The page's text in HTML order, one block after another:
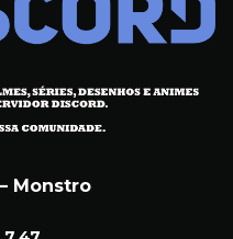
Monstro